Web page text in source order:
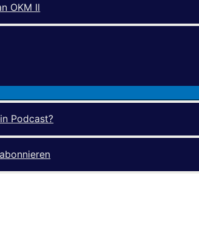
OKM II
Podcast?